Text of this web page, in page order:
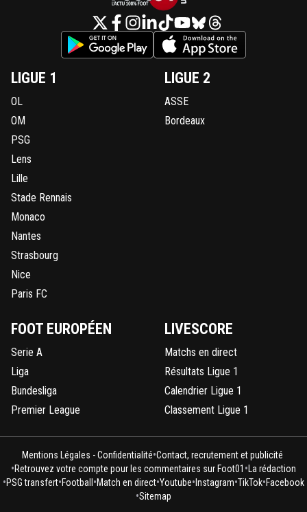
LIGUE 1
OL
OM
PSG
Lens
Lille
Stade Rennais
Monaco
Nantes
Strasbourg
Nice
Paris FC
LIGUE 2
ASSE
Bordeaux
FOOT EUROPÉEN
Serie A
Liga
Bundesliga
Premier League
LIVESCORE
Matchs en direct
Résultats Ligue 1
Calendrier Ligue 1
Classement Ligue 1
Mentions Légales - Confidentialité•Contact, recrutement et publicité
•Retrouvez votre compte pour les commentaires sur Foot01 • La rédaction
•PSG transfert•Football •Match en direct•Youtube• Instagram•TikTok•Facebook
•Sitemap